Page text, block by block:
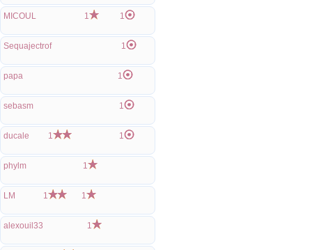
MICOUL 1 1
Sequajectrof 1
papa 1
sebasm 1
ducale 1 1
phylm 1
LM 1 1
alexouil33 1